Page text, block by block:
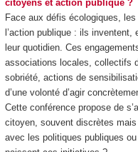
citoyens et action publique ?
Face aux défis écologiques,
l’action publique : ils
leur quotidien. Ces
associations locales, collectifs
sobriété, actions de
d’une volonté d’agir
Cette conférence propose de
citoyen, souvent discrètes
avec les politiques publiques